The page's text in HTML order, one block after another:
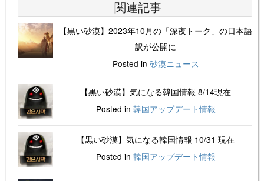
関連記事
【黒い砂漠】2023年10月の「深夜トーク」の日本語
訳が公開に
Posted in 砂漠ニュース
【黒い砂漠】気になる韓国情報 8/14現在
Posted in 韓国アップデート情報
【黒い砂漠】気になる韓国情報 10/31 現在
Posted in 韓国アップデート情報